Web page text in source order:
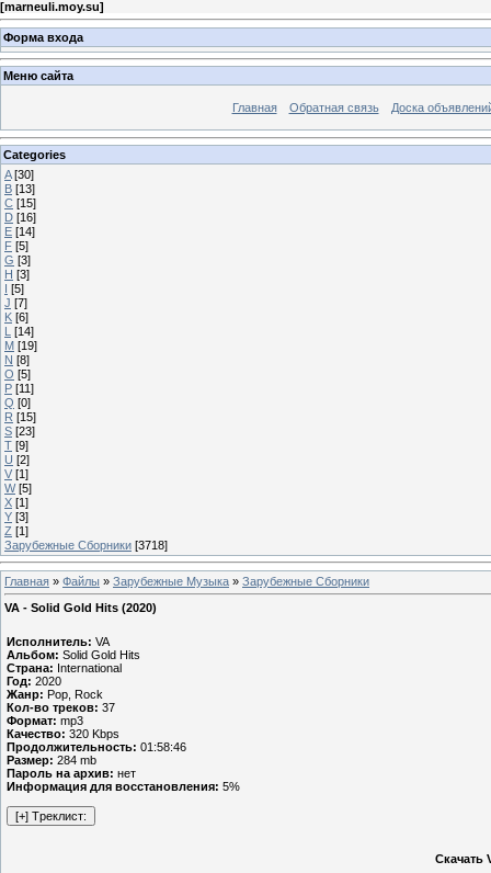
[marneuli.moy.su]
Форма входа
Меню сайта
Главная Обратная связь Доска
Categories
A [30]
B [13]
C [15]
D [16]
E [14]
F [5]
G [3]
H [3]
I [5]
J [7]
K [6]
L [14]
M [19]
N [8]
O [5]
P [11]
Q [0]
R [15]
S [23]
T [9]
U [2]
V [1]
W [5]
X [1]
Y [3]
Z [1]
Зарубежные Сборники [3718]
Главная » Файлы » Зарубежные Музыка » Зарубежные Сборники
VA - Solid Gold Hits (2020)
Исполнитель: VA
Альбом: Solid Gold Hits
Страна: International
Год: 2020
Жанр: Pop, Rock
Кол-во треков: 37
Формат: mp3
Качество: 320 Kbps
Продолжительность: 01:58:46
Размер: 284 mb
Пароль на архив: нет
Информация для восстановления: 5%
Скачать